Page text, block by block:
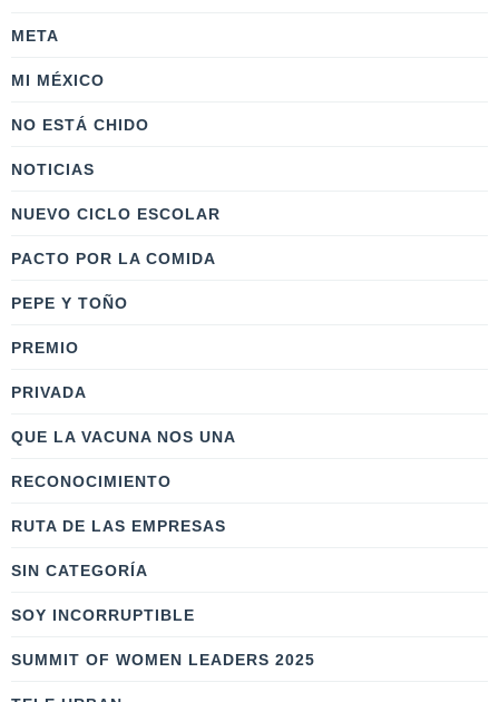
META
MI MÉXICO
NO ESTÁ CHIDO
NOTICIAS
NUEVO CICLO ESCOLAR
PACTO POR LA COMIDA
PEPE Y TOÑO
PREMIO
PRIVADA
QUE LA VACUNA NOS UNA
RECONOCIMIENTO
RUTA DE LAS EMPRESAS
SIN CATEGORÍA
SOY INCORRUPTIBLE
SUMMIT OF WOMEN LEADERS 2025